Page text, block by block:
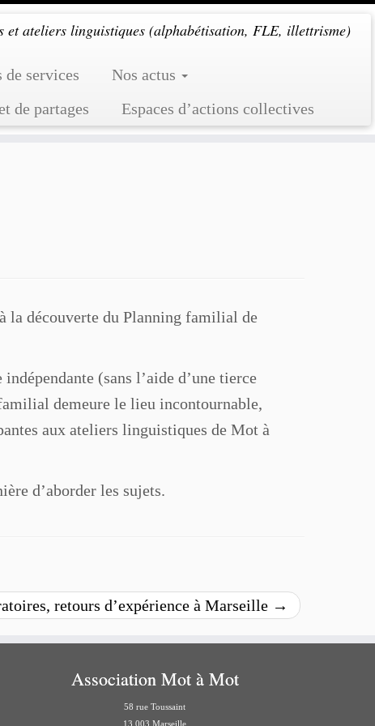
et ateliers linguistiques (alphabétisation, FLE, illettrisme)
de services
Nos actus
de partages Espaces d’actions collectives
la découverte du Planning familial de
(sans l’aide d’une tierce
demeure le lieu incontournable,
aux ateliers linguistiques de Mot à
d’aborder les sujets.
retours d’expérience à Marseille →
Association Mot à Mot
58 rue Toussaint
13 003 Marseille